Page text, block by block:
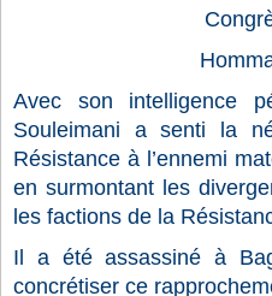
Avec son intelligence
Souleimani a senti la
Résistance à l’ennemi
en surmontant les
les factions de la
Il a été assassiné à
concrétiser ce